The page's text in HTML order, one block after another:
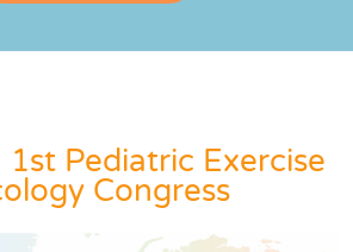
Pediatric Exercise
Congress